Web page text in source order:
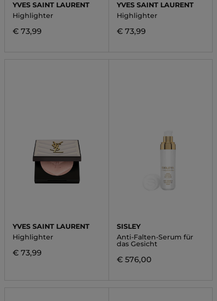
YVES SAINT LAURENT
Highlighter
€ 73,99
YVES SAINT LAURENT
Highlighter
€ 73,99
YVES SAINT LAURENT
Highlighter
€ 73,99
SISLEY
Anti-Falten-Serum für
das Gesicht
€ 576,00